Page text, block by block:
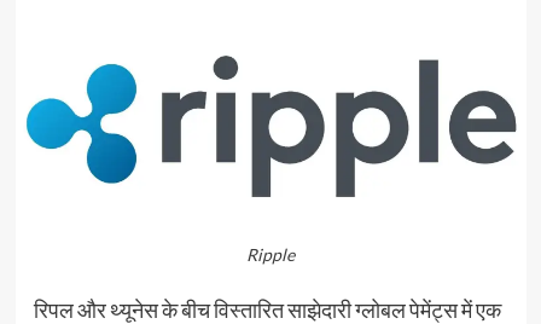
Ripple
रिपल और थ्यूनेस के बीच विस्तारित साझेदारी ग्लोबल पेमेंट्स में एक